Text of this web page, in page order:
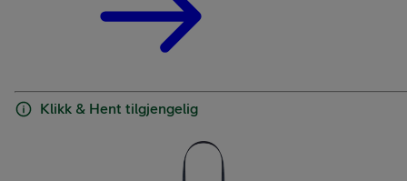
Klikk & Hent tilgjengelig